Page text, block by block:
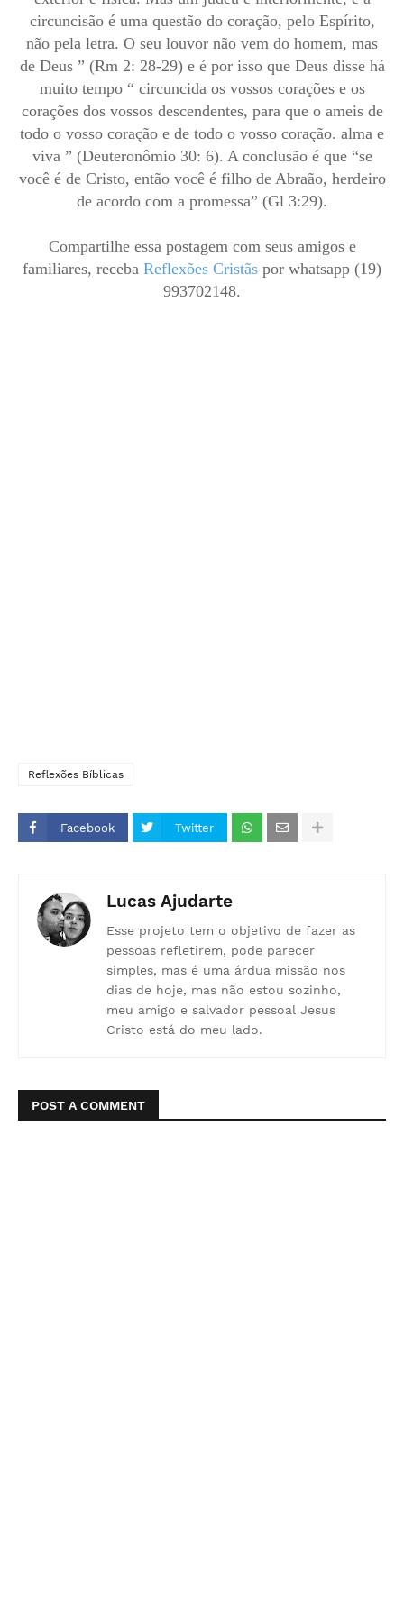
circuncisão é uma questão do coração, pelo Espírito,
não pela letra. O seu louvor não vem do homem, mas
de Deus ” (Rm 2: 28-29) e é por isso que Deus disse há
muito tempo “ circuncida os vossos corações e os
corações dos vossos descendentes, para que o ameis de
todo o vosso coração e de todo o vosso coração. alma e
viva ” (Deuteronômio 30: 6). A conclusão é que “se
você é de Cristo, então você é filho de Abraão, herdeiro
de acordo com a promessa” (Gl 3:29).
Compartilhe essa postagem com seus amigos e
familiares, receba Reflexões Cristãs por whatsapp (19)
993702148.
Reflexões Bíblicas
Facebook Twitter
Lucas Ajudarte
Esse projeto tem o objetivo de fazer as
pessoas refletirem, pode parecer
simples, mas é uma árdua missão nos
dias de hoje, mas não estou sozinho,
meu amigo e salvador pessoal Jesus
Cristo está do meu lado.
POST A COMMENT